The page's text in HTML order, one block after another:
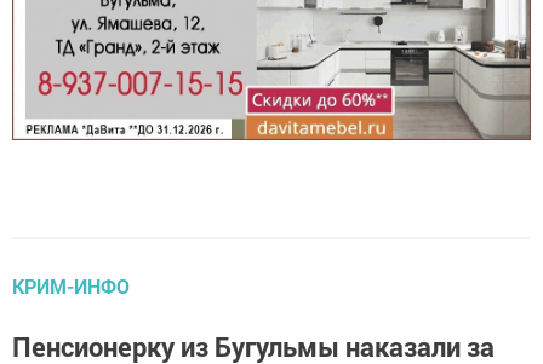
КРИМ-ИНФО
Пенсионерку из Бугульмы наказали за